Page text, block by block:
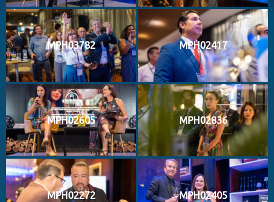
MPH03782 MPH02417
MPH02605 MPH02836
MPH02272 MPH02405